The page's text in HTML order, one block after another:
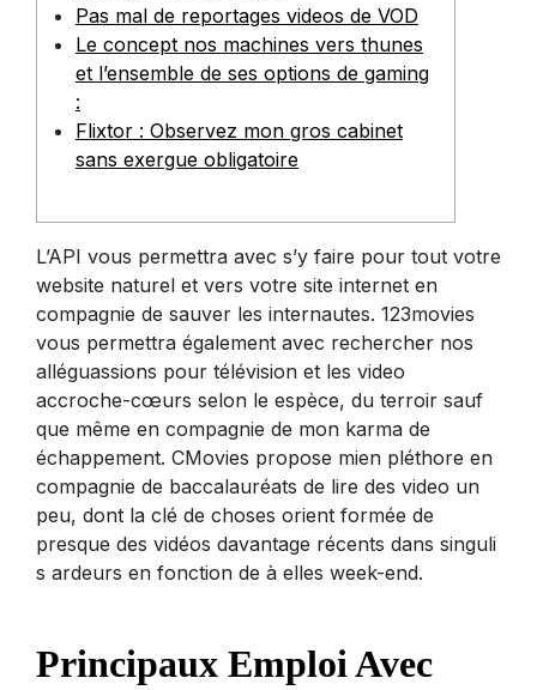
Pas mal de reportages videos de VOD
Le concept nos machines vers thunes
et l’ensemble de ses options de gaming
:
Flixtor : Observez mon gros cabinet
sans exergue obligatoire
L’API vous permettra avec s’y faire pour tout votre
website naturel et vers votre site internet en
compagnie de sauver les internautes. 123movies
vous permettra également avec rechercher nos
alléguassions pour télévision et les video
accroche-cœurs selon le espèce, du terroir sauf
que même en compagnie de mon karma de
échappement. CMovies propose mien pléthore en
compagnie de baccalauréats de lire des video un
peu, dont la clé de choses orient formée de
presque des vidéos davantage récents dans singuli
s ardeurs en fonction de à elles week-end.
Principaux Emploi Avec